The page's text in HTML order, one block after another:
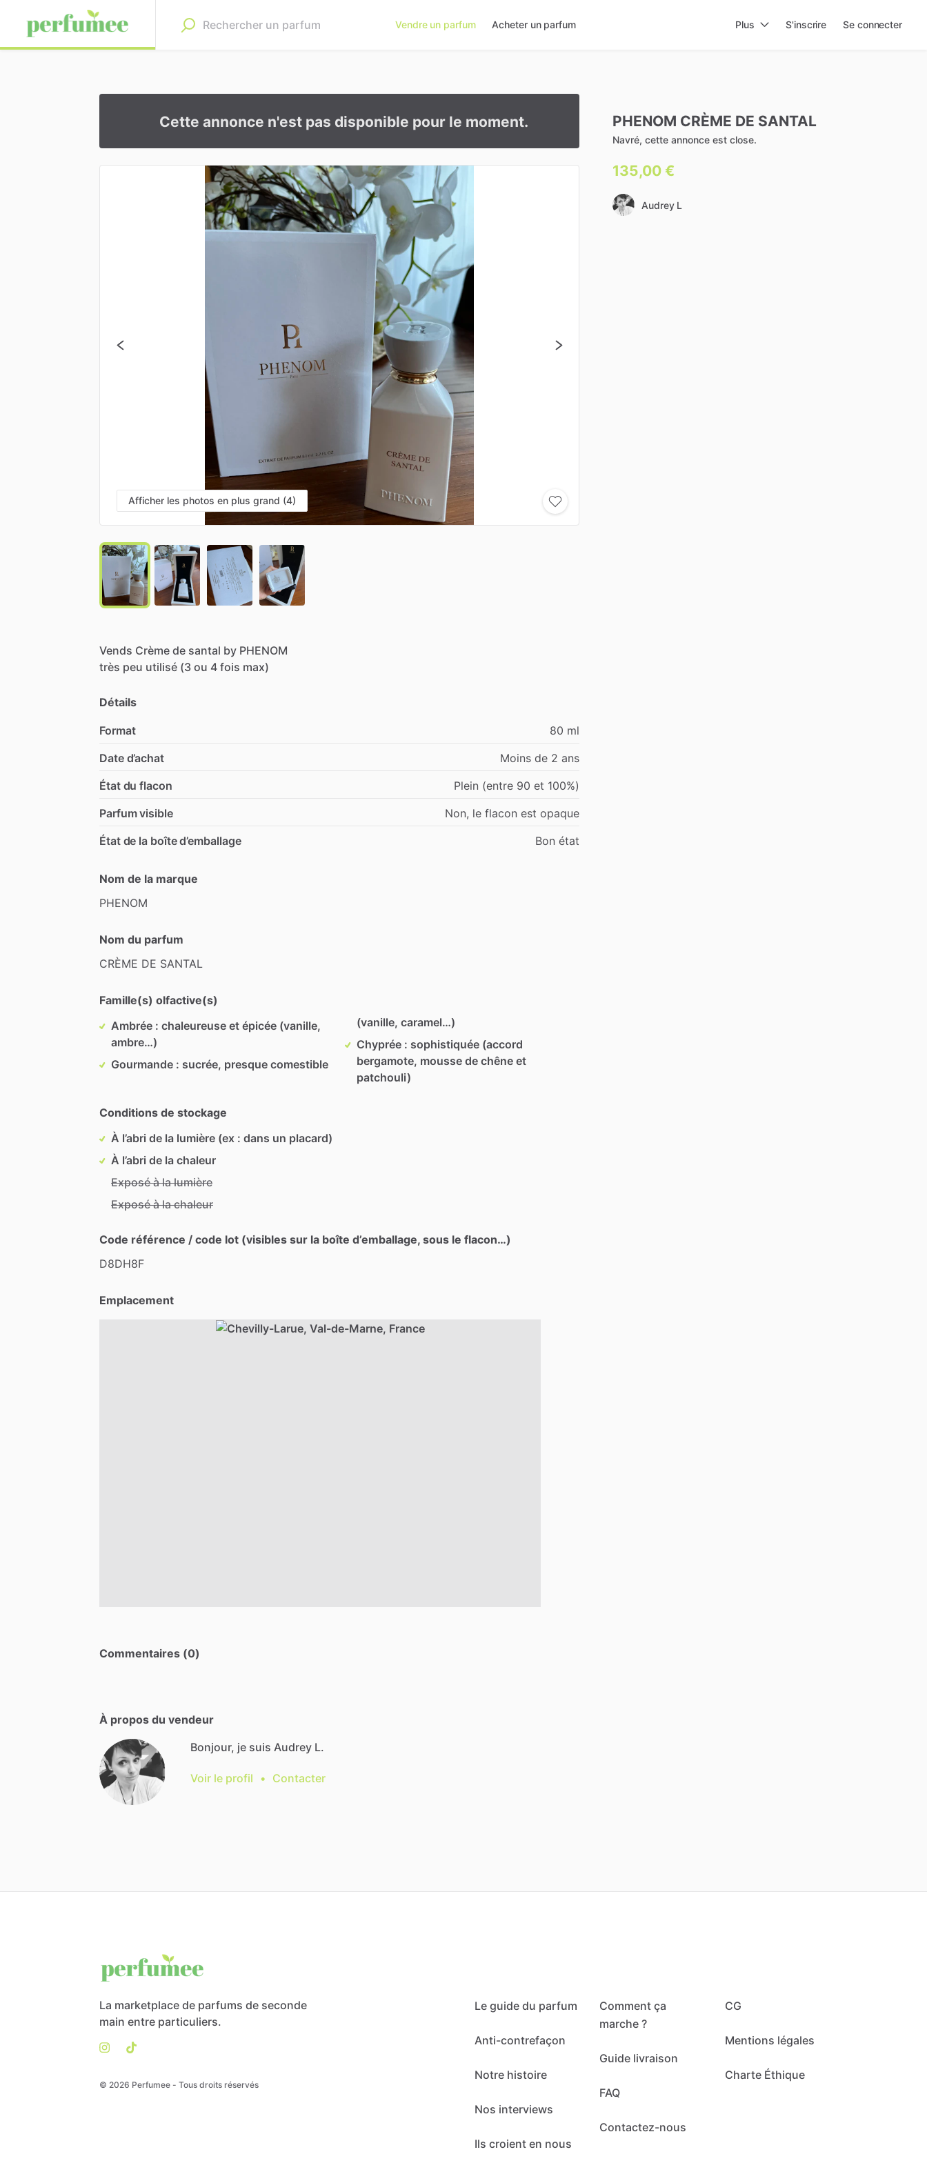
Vendre un parfum Acheter un parfum Plus S'inscrire Se connecter
Cette annonce n'est pas disponible pour le moment.
Afficher les photos en plus grand (4)
Vends Crème de santal by PHENOM
très peu utilisé (3 ou 4 fois max)
Détails
Format
80 ml
Date d’achat
Moins de 2 ans
État du flacon
Plein (entre 90 et 100%)
Parfum visible
Non, le flacon est opaque
État de la boîte d’emballage
Bon état
Nom de la marque
PHENOM
Nom du parfum
CRÈME DE SANTAL
Famille(s) olfactive(s)
Ambrée : chaleureuse et épicée (vanille,
ambre…)
Gourmande : sucrée, presque comestible
(vanille, caramel…)
Chyprée : sophistiquée (accord
bergamote, mousse de chêne et
patchouli)
Conditions de stockage
À l’abri de la lumière (ex : dans un placard)
À l’abri de la chaleur
Exposé à la lumière
Exposé à la chaleur
Code référence / code lot (visibles sur la boîte d’emballage, sous le flacon…)
D8DH8F
Emplacement
Commentaires (0)
À propos du vendeur
Bonjour, je suis Audrey L.
Voir le profil • Contacter
PHENOM CRÈME DE SANTAL
Navré, cette annonce est close.
135,00 €
Audrey L
La marketplace de parfums de seconde
main entre particuliers.
© 2026 Perfumee - Tous droits réservés
Le guide du parfum
Anti-contrefaçon
Notre histoire
Nos interviews
Ils croient en nous
Comment ça
marche ?
Guide livraison
FAQ
Contactez-nous
CG
Mentions légales
Charte Éthique